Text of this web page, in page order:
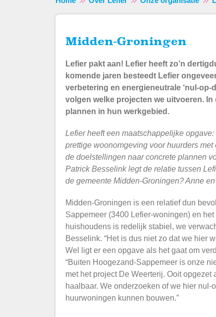
Midden-Groningen
Lefier pakt aan! Lefier heeft zo’n
komende jaren besteedt Lefier
verbetering en energieneutrale ‘nul-op-
volgen welke projecten we uitvoeren.
plannen in hun werkgebied.
Lefier heeft een maatschappelijke
prettige woonomgeving voor huurders
de doelstellingen naar concrete plannen
Patrick Besselink legt de relatie tussen
de gemeente Midden-Groningen? Anne
Midden-Groningen is een relatief dun
Sappemeer (3400 Lefier-woningen) en
huishoudens is redelijk stabiel, we
Besselink. “Het is dus niet zo dat we hier
Wel ligt er een opgave als het gaat om
“Buiten Hoogezand-Sappemeer is onze
met het project De Weerterij. Ooit
haalbaar. We onderzoeken of we hier
huurwoningen kunnen bouwen.”